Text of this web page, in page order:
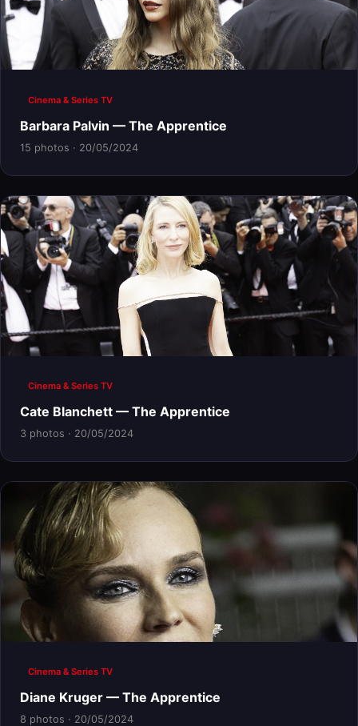
Cinema & Series TV
Barbara Palvin — The Apprentice
15 photos · 20/05/2024
Cinema & Series TV
Cate Blanchett — The Apprentice
3 photos · 20/05/2024
Cinema & Series TV
Diane Kruger — The Apprentice
8 photos · 20/05/2024